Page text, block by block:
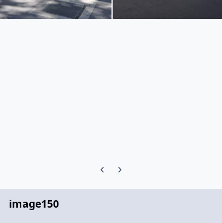
Предыдущий слайд карусели
Следующий слайд карусели
image150